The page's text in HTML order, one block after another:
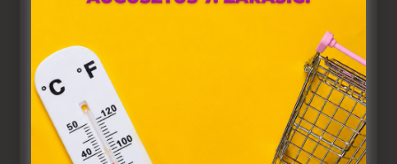
A „sütiket" az elektronikus hírközlésről szóló 2003. évi C.
törvény, az elektronikus kereskedelmi szolgáltatások, az
információs társadalommal összefüggő szolgáltatások
egyes kérdéseiről szóló 2001. évi CVIII. törvény, valamint
az Európai Unió előírásainak megfelelően használjuk.
Azon weblapoknak, melyek az Európai Unió országain
belül működnek, a „sütik" használatához, és ezeknek a
felhasználó számítógépén vagy egyéb eszközén történő
tárolásához a felhasználók hozzájárulását kell kérniük.